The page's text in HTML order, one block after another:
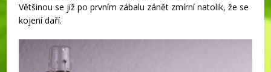
Většinou se již po prvním zábalu zánět zmírní natolik, že se
kojení daří.